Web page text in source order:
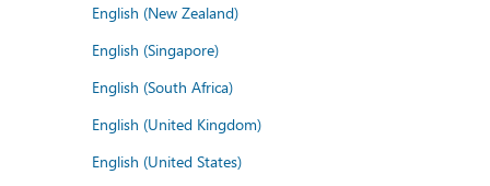
English (New Zealand)
English (Singapore)
English (South Africa)
English (United Kingdom)
English (United States)